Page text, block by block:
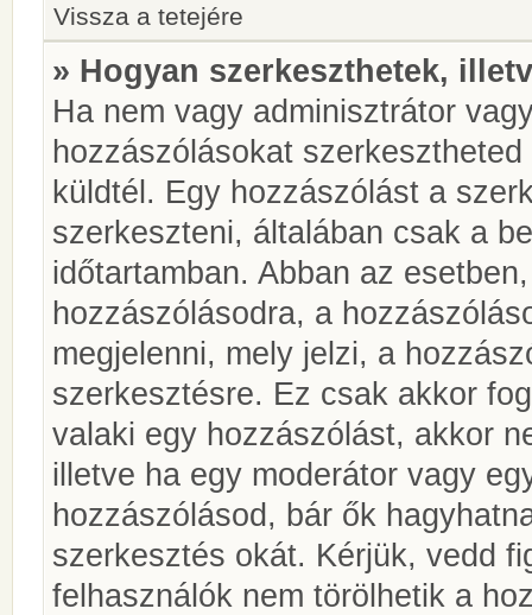
Vissza a tetejére
» Hogyan szerkeszthetek,
Ha nem vagy adminisztrátor
hozzászólásokat
küldtél. Egy hozzászólást a
szerkeszteni, általában csak a
időtartamban. Abban az
hozzászólásodra, a
megjelenni, mely jelzi, a
szerkesztésre. Ez csak akkor
valaki egy hozzászólást, akkor
illetve ha egy moderátor vagy
hozzászólásod, bár ők
szerkesztés okát. Kérjük, vedd
felhasználók nem törölhetik a